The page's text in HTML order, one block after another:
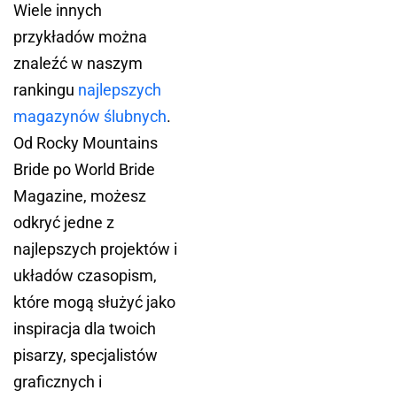
Wiele innych
przykładów można
znaleźć w naszym
rankingu najlepszych
magazynów ślubnych.
Od Rocky Mountains
Bride po World Bride
Magazine, możesz
odkryć jedne z
najlepszych projektów i
układów czasopism,
które mogą służyć jako
inspiracja dla twoich
pisarzy, specjalistów
graficznych i